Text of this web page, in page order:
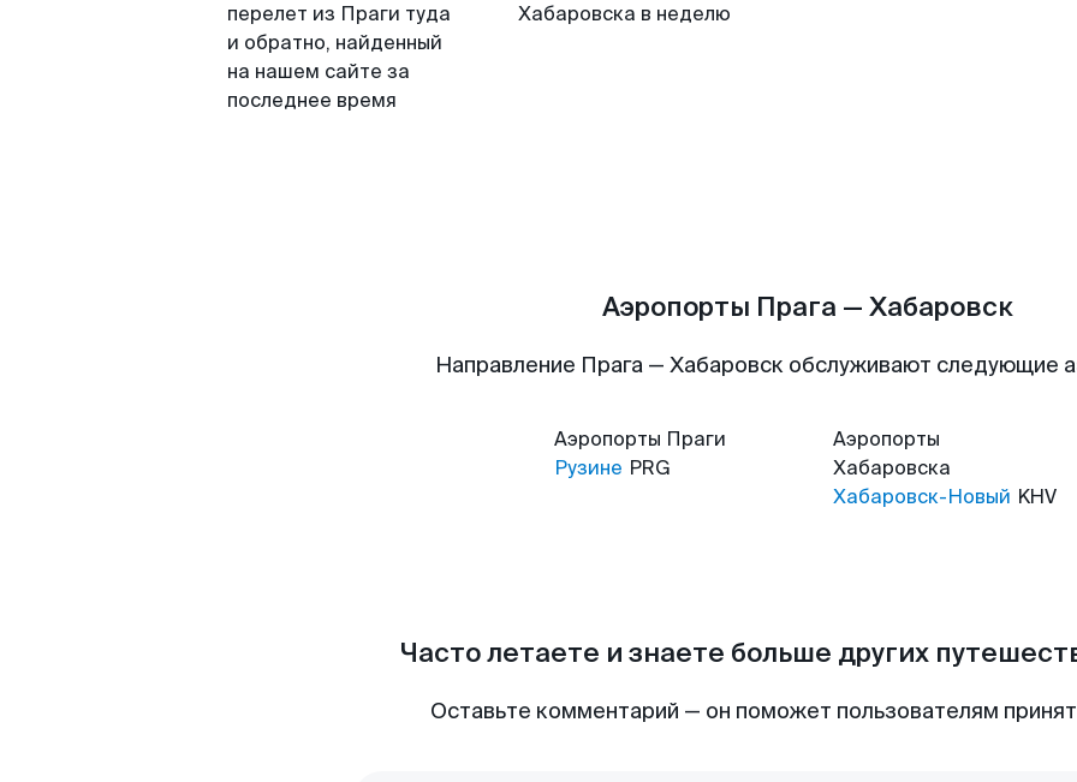
перелет из Праги туда
и обратно, найденный
на нашем сайте за
последнее время
Хабаровска в неделю
Аэропорты Прага — Хабаровск
Направление Прага — Хабаровск обслуживают следующие
Аэропорты Праги
Рузине PRG
Аэропорты
Хабаровска
Хабаровск-Новый KHV
Часто летаете и знаете больше других
Оставьте комментарий — он поможет пользователям